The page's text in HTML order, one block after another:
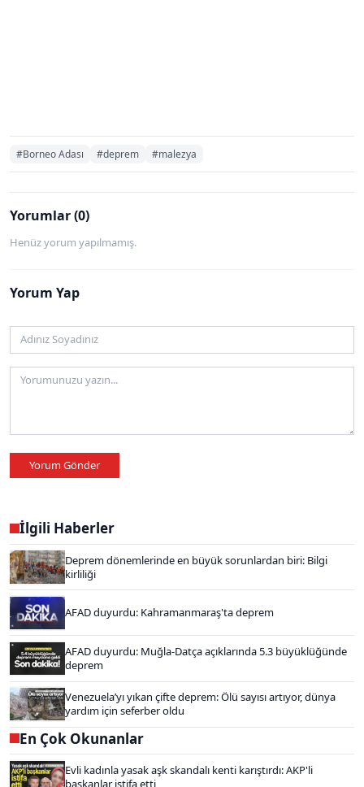
#Borneo Adası #deprem #malezya
Yorumlar (0)
Henüz yorum yapılmamış.
Yorum Yap
Yorum Gönder
İlgili Haberler
Deprem dönemlerinde en büyük sorunlardan biri: Bilgi
kirliliği
AFAD duyurdu: Kahramanmaraş'ta deprem
AFAD duyurdu: Muğla-Datça açıklarında 5.3 büyüklüğünde
deprem
Venezuela’yı yıkan çifte deprem: Ölü sayısı artıyor, dünya
yardım için seferber oldu
En Çok Okunanlar
Evli kadınla yasak aşk skandalı kenti karıştırdı: AKP'li
başkanlar istifa etti